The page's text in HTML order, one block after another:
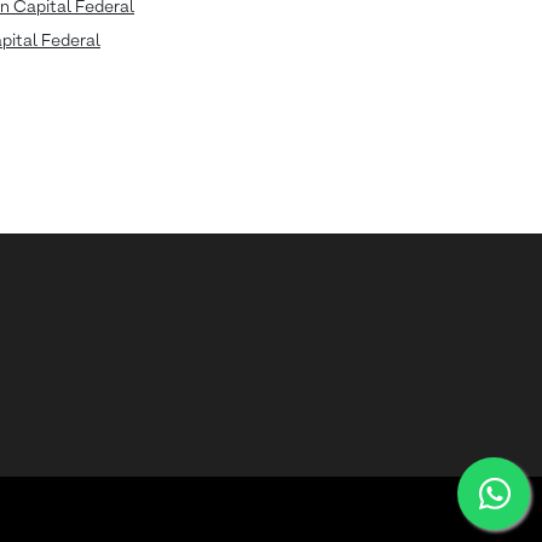
Capital Federal
Federal